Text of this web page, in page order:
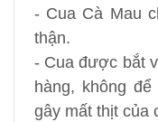
- Cua Cà Mau
thận.
- Cua được bắt
hàng, không
gây mất thịt của